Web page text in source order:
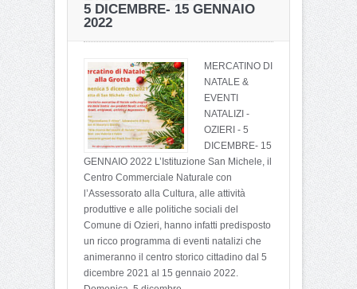
5 DICEMBRE- 15 GENNAIO
2022
MERCATINO DI
NATALE &
EVENTI
NATALIZI -
OZIERI - 5
DICEMBRE- 15
GENNAIO 2022 L’Istituzione San Michele, il
Centro Commerciale Naturale con
l’Assessorato alla Cultura, alle attività
produttive e alle politiche sociali del
Comune di Ozieri, hanno infatti predisposto
un ricco programma di eventi natalizi che
animeranno il centro storico cittadino dal 5
dicembre 2021 al 15 gennaio 2022.